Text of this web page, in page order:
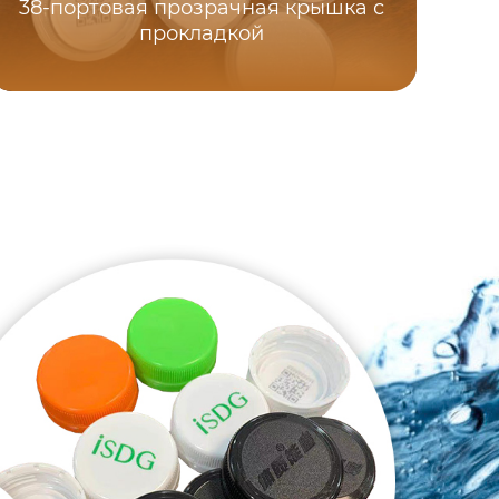
38-портовая прозрачная крышка с
прокладкой